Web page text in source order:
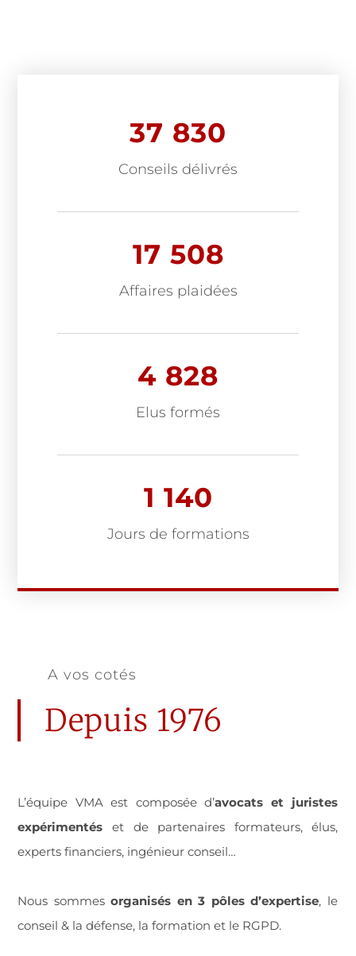
Conseils délivrés
37 830
Affaires plaidées
17 508
Elus formés
4 828
Jours de formations
1 140
A vos cotés
Depuis 1976
L’équipe VMA est composée d’avocats et juristes
expérimentés et de partenaires formateurs, élus,
experts financiers, ingénieur conseil…
Nous sommesorganisés en 3 pôles d’expertise, le
conseil & la défense, la formation et le RGPD.